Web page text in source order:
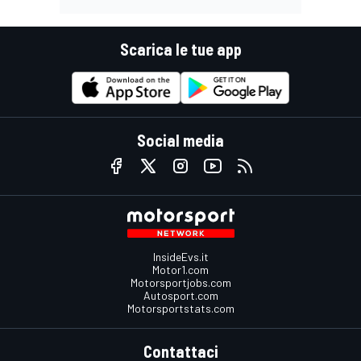
Scarica le tue app
Social media
InsideEvs.it
Motor1.com
Motorsportjobs.com
Autosport.com
Motorsportstats.com
Contattaci